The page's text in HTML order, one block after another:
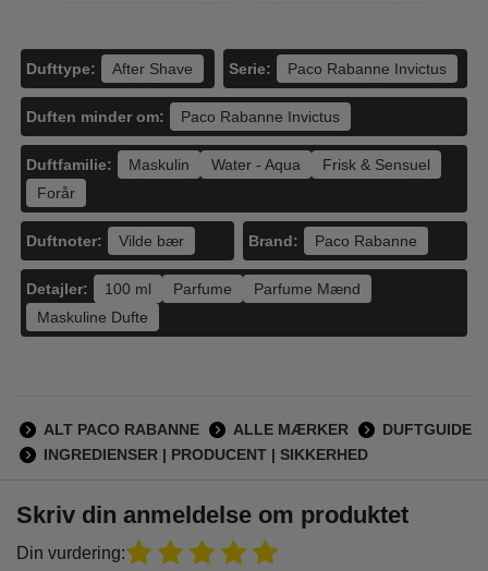
Serie: Paco Rabanne Invictus
Dufttype: After Shave
Duftfamilie: Maskulin Water - Aqua
Frisk & Sensuel
Forår
Duften minder om: Paco Rabanne Invictus
Duftnoter: Vilde bær Brand: Paco Rabanne
Detajler: 100 ml Parfume
Parfume Mænd
Maskuline Dufte
ALT PACO RABANNE ALLE MÆRKER
DUFTGUIDE
INGREDIENSER | PRODUCENT | SIKKERHED
Skriv din anmeldelse om produktet
Din vurdering: